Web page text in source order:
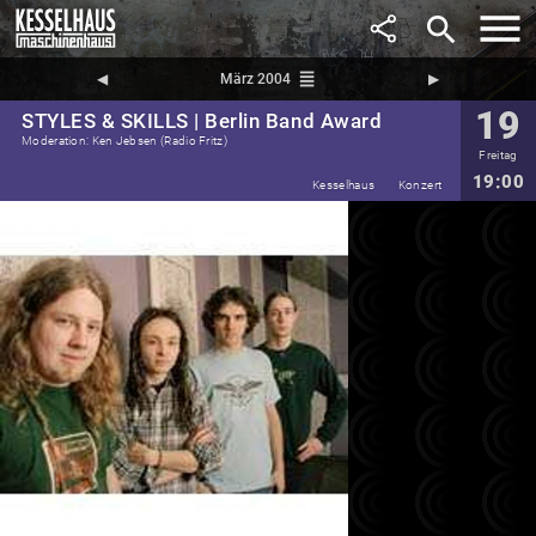
search
◀︎ März 2004 reorder ▶︎
STYLES & SKILLS | Berlin Band Award
Moderation: Ken Jebsen (Radio Fritz) 19
Freitag
19:00
Kesselhaus Konzert